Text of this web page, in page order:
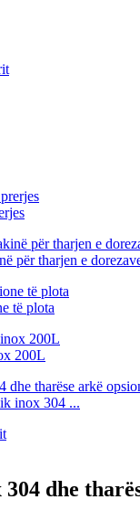
për tharjen e
të plota
200L
inox 304 ...
dhe